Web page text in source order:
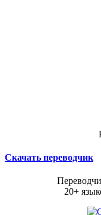
Скачать переводчик
20+